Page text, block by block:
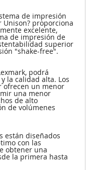
de impresión
proporciona
excelente,
de impresión de
superior
"shake-free".
podrá
la calidad alta. Los
ofrecen un menor
una menor
de alto
de volúmenes
están diseñados
con las
obtener una
la primera hasta